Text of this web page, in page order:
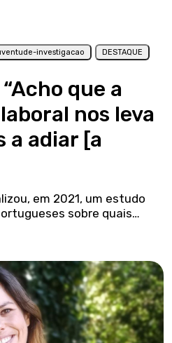
investigacao DESTAQUE
que a
nos leva
a adiar [a
em 2021, um estudo
sobre quais…